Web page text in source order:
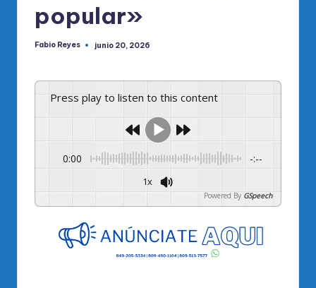
M
popular»
Publicado
Fabio Reyes junio 20, 2026
Press play to listen to this content
0:00 -:--
1x
Powered By GSpeech